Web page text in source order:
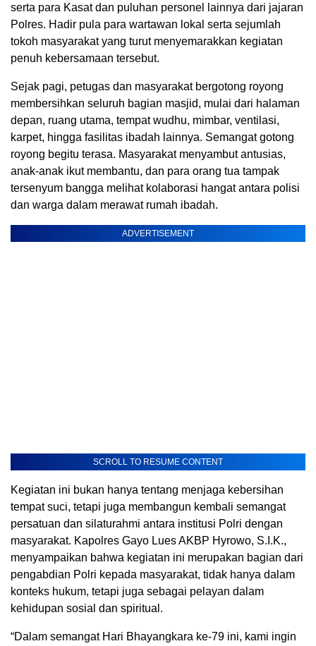
serta para Kasat dan puluhan personel lainnya dari jajaran
Polres. Hadir pula para wartawan lokal serta sejumlah
tokoh masyarakat yang turut menyemarakkan kegiatan
penuh kebersamaan tersebut.
Sejak pagi, petugas dan masyarakat bergotong royong
membersihkan seluruh bagian masjid, mulai dari halaman
depan, ruang utama, tempat wudhu, mimbar, ventilasi,
karpet, hingga fasilitas ibadah lainnya. Semangat gotong
royong begitu terasa. Masyarakat menyambut antusias,
anak-anak ikut membantu, dan para orang tua tampak
tersenyum bangga melihat kolaborasi hangat antara polisi
dan warga dalam merawat rumah ibadah.
ADVERTISEMENT
SCROLL TO RESUME CONTENT
Kegiatan ini bukan hanya tentang menjaga kebersihan
tempat suci, tetapi juga membangun kembali semangat
persatuan dan silaturahmi antara institusi Polri dengan
masyarakat. Kapolres Gayo Lues AKBP Hyrowo, S.I.K.,
menyampaikan bahwa kegiatan ini merupakan bagian dari
pengabdian Polri kepada masyarakat, tidak hanya dalam
konteks hukum, tetapi juga sebagai pelayan dalam
kehidupan sosial dan spiritual.
“Dalam semangat Hari Bhayangkara ke-79 ini, kami ingin